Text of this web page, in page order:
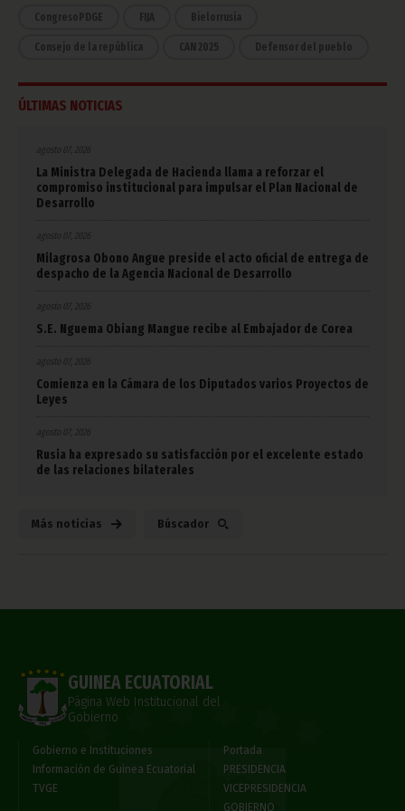
CongresoPDGE FIJA Bielorrusia
Consejo de la república CAN 2025 Defensor del pueblo
ÚLTIMAS NOTICIAS
agosto 07, 2026
La Ministra Delegada de Hacienda llama a reforzar el
compromiso institucional para impulsar el Plan Nacional de
Desarrollo
agosto 07, 2026
Milagrosa Obono Angue preside el acto oficial de entrega de
despacho de la Agencia Nacional de Desarrollo
agosto 07, 2026
S.E. Nguema Obiang Mangue recibe al Embajador de Corea
agosto 07, 2026
Comienza en la Cámara de los Diputados varios Proyectos de
Leyes
agosto 07, 2026
Rusia ha expresado su satisfacción por el excelente estado
de las relaciones bilaterales
Más noticias Búscador
GUINEA ECUATORIAL
Página Web Institucional del
Gobierno
Gobierno e Instituciones
Información de Guinea Ecuatorial
TVGE
Portada
PRESIDENCIA
VICEPRESIDENCIA
GOBIERNO